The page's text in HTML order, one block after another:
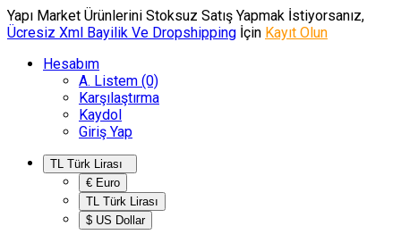
Yapı Market Ürünlerini Stoksuz Satış Yapmak İstiyorsanız,
Ücresiz Xml Bayilik Ve Dropshipping İçin Kayıt Olun
Hesabım
A. Listem (0)
Karşılaştırma
Kaydol
Giriş Yap
€ Euro
TL Türk Lirası
$ US Dollar